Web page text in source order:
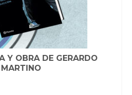
Y OBRA DE GERARDO
MARTINO